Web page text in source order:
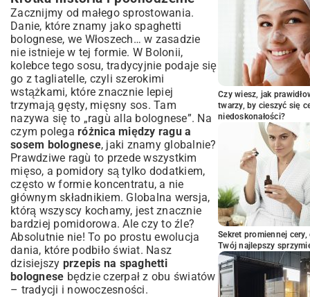
Zacznijmy od małego sprostowania.
Danie, które znamy jako spaghetti
bolognese, we Włoszech… w zasadzie
nie istnieje w tej formie. W Bolonii,
kolebce tego sosu, tradycyjnie podaje się
go z tagliatelle, czyli szerokimi
wstążkami, które znacznie lepiej
trzymają gęsty, mięsny sos. Tam
nazywa się to „ragù alla bolognese”. Na
czym polega różnica między ragu a
sosem bolognese, jaki znamy globalnie?
Prawdziwe ragù to przede wszystkim
mięso, a pomidory są tylko dodatkiem,
często w formie koncentratu, a nie
głównym składnikiem. Globalna wersja,
którą wszyscy kochamy, jest znacznie
bardziej pomidorowa. Ale czy to źle?
Absolutnie nie! To po prostu ewolucja
dania, które podbiło świat. Nasz
dzisiejszy przepis na spaghetti
bolognese będzie czerpał z obu światów
– tradycji i nowoczesności.
Czy wiesz, jak
twarzy, by cieszyć się
niedoskonałości?
Sekret promiennej
Twój najlepszy